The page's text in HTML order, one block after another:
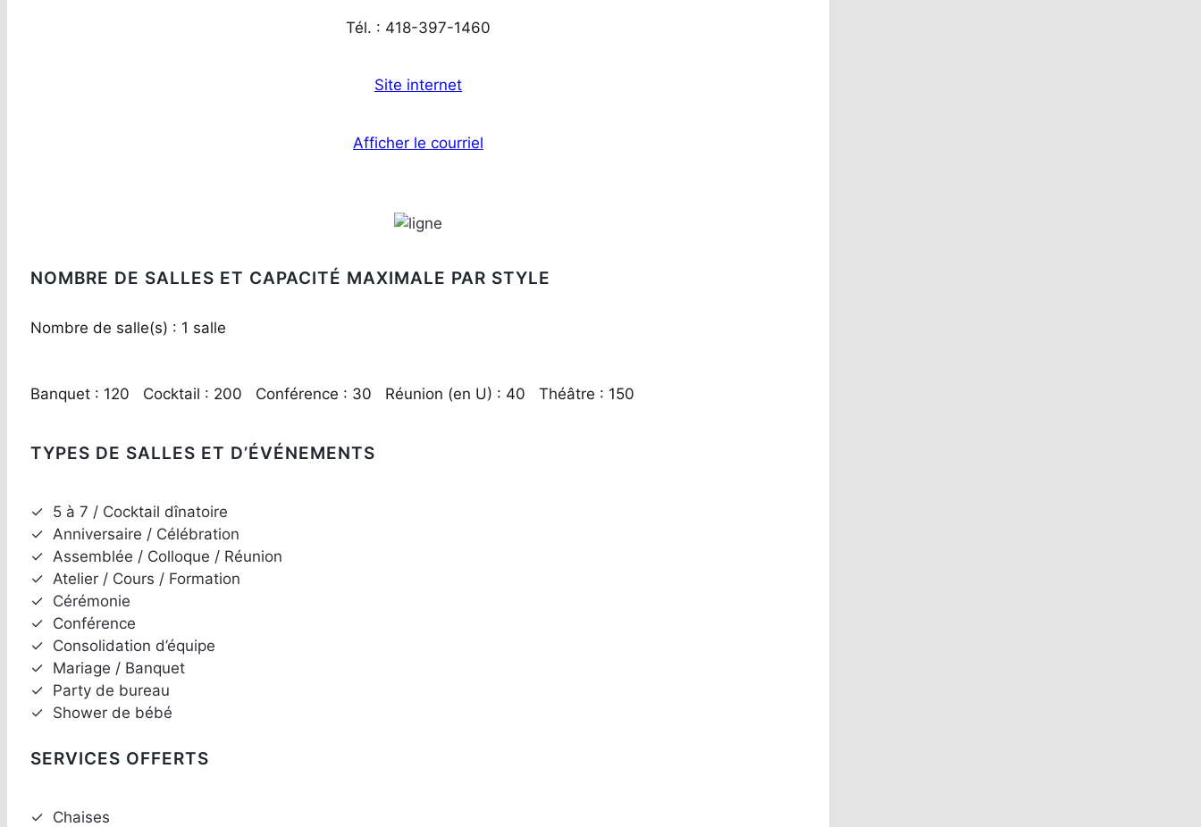
Tél. : 418-397-1460
Site internet
Afficher le courriel
NOMBRE DE SALLES ET CAPACITÉ MAXIMALE PAR STYLE
Nombre de salle(s) : 1 salle
Banquet : 120 Cocktail : 200 Conférence : 30 Réunion (en U) : 40 Théâtre : 150
TYPES DE SALLES ET D’ÉVÉNEMENTS
✓ 5 à 7 / Cocktail dînatoire
✓ Anniversaire / Célébration
✓ Assemblée / Colloque / Réunion
✓ Atelier / Cours / Formation
✓ Cérémonie
✓ Conférence
✓ Consolidation d’équipe
✓ Mariage / Banquet
✓ Party de bureau
✓ Shower de bébé
SERVICES OFFERTS
✓ Chaises